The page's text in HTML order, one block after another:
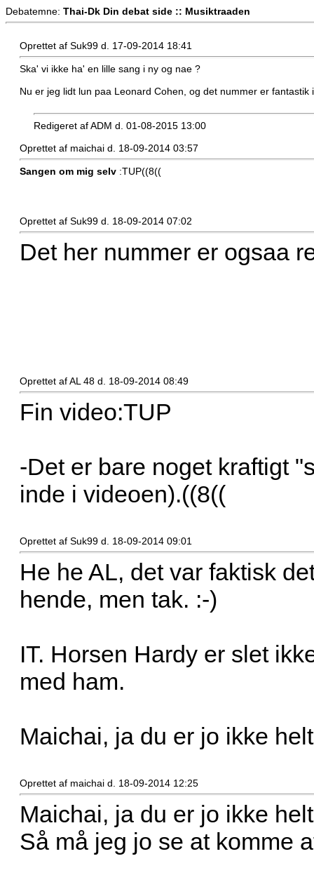
Debatemne: Thai-Dk Din debat side :: Musiktraaden
Oprettet af Suk99 d. 17-09-2014 18:41
Ska' vi ikke ha' en lille sang i ny og nae ?
Nu er jeg lidt lun paa Leonard Cohen, og det nummer er fantastik
Redigeret af ADM d. 01-08-2015 13:00
Oprettet af maichai d. 18-09-2014 03:57
Sangen om mig selv :TUP((8((
Oprettet af Suk99 d. 18-09-2014 07:02
Det her nummer er ogsaa
Oprettet af AL 48 d. 18-09-2014 08:49
Fin video:TUP
-Det er bare noget kraftigt
inde i videoen).((8((
Oprettet af Suk99 d. 18-09-2014 09:01
He he AL, det var faktisk
hende, men tak. :-)
IT. Horsen Hardy er slet
med ham.
Maichai, ja du er jo ikke
Oprettet af maichai d. 18-09-2014 12:25
Maichai, ja du er jo ikke
Så må jeg jo se at komme